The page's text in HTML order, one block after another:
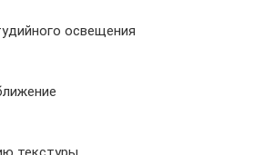
освещения